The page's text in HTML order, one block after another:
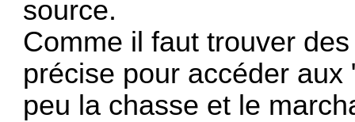
source.
Comme il faut trouver
précise pour accéder
peu la chasse et le